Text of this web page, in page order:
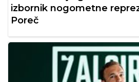
izbornik nogometne
Poreč